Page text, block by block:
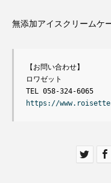
無添加アイスクリームケ
【お問い合わせ】
ロワゼット
TEL 058-324-6065
https://